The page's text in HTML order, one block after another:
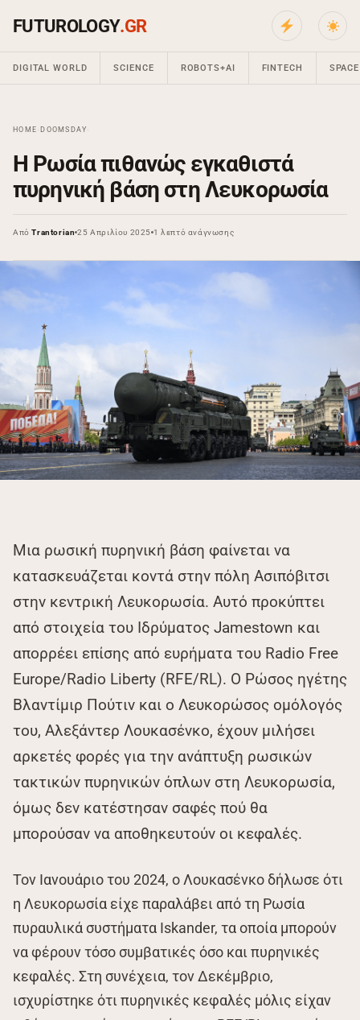
FUTUROLOGY.GR
DIGITAL WORLD SCIENCE ROBOTS+AI FINTECH SPACE
HOME DOOMSDAY
Η Ρωσία πιθανώς εγκαθιστά
πυρηνική βάση στη Λευκορωσία
ΑπόTrantorian 25 Απριλίου 2025 1 λεπτό ανάγνωσης
Μια ρωσική πυρηνική βάση φαίνεται να
κατασκευάζεται κοντά στην πόλη Ασιπόβιτσι
στην κεντρική Λευκορωσία. Αυτό προκύπτει
από στοιχεία του Ιδρύματος Jamestown και
απορρέει επίσης από ευρήματα του Radio Free
Europe/Radio Liberty (RFE/RL). Ο Ρώσος ηγέτης
Βλαντίμιρ Πούτιν και ο Λευκορώσος ομόλογός
του, Αλεξάντερ Λουκασένκο, έχουν μιλήσει
αρκετές φορές για την ανάπτυξη ρωσικών
τακτικών πυρηνικών όπλων στη Λευκορωσία,
όμως δεν κατέστησαν σαφές πού θα
μπορούσαν να αποθηκευτούν οι κεφαλές.
Τον Ιανουάριο του 2024, ο Λουκασένκο δήλωσε ότι
η Λευκορωσία είχε παραλάβει από τη Ρωσία
πυραυλικά συστήματα Iskander, τα οποία μπορούν
να φέρουν τόσο συμβατικές όσο και πυρηνικές
κεφαλές. Στη συνέχεια, τον Δεκέμβριο,
ισχυρίστηκε ότι πυρηνικές κεφαλές μόλις είχαν